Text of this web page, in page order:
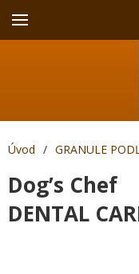
Úvod / GRANULE
Dog’s Chef
DENTAL